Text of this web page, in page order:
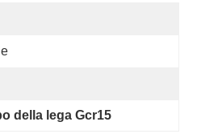
della lega Gcr15